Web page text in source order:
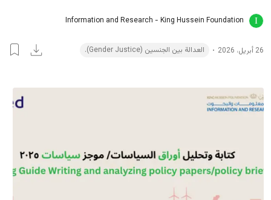
Information and Research - King Hussein Foundation
26 أبريل، 2026 العدالة بين الجنسين (Gender Justice).